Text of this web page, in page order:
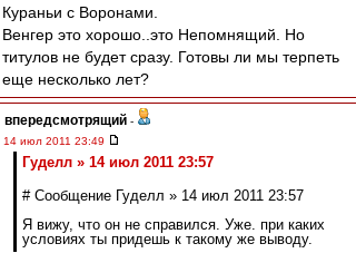
Кураньи с Воронами.
Венгер это хорошо..это Непомнящий. Но
титулов не будет сразу. Готовы ли мы терпеть
еще несколько лет?
впередсмотрящий -
14 июл 2011 23:49
Гуделл » 14 июл 2011 23:57
# Сообщение Гуделл » 14 июл 2011 23:57
Я вижу, что он не справился. Уже. при каких
условиях ты придешь к такому же выводу.